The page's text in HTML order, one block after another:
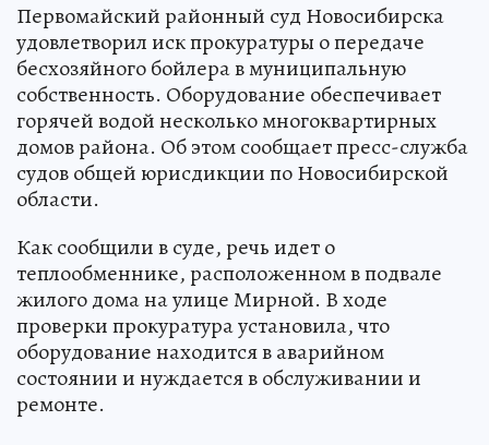
Первомайский районный суд Новосибирска
удовлетворил иск прокуратуры о передаче
бесхозяйного бойлера в муниципальную
собственность. Оборудование обеспечивает
горячей водой несколько многоквартирных
домов района. Об этом сообщает пресс-служба
судов общей юрисдикции по Новосибирской
области.
Как сообщили в суде, речь идет о
теплообменнике, расположенном в подвале
жилого дома на улице Мирной. В ходе
проверки прокуратура установила, что
оборудование находится в аварийном
состоянии и нуждается в обслуживании и
ремонте.